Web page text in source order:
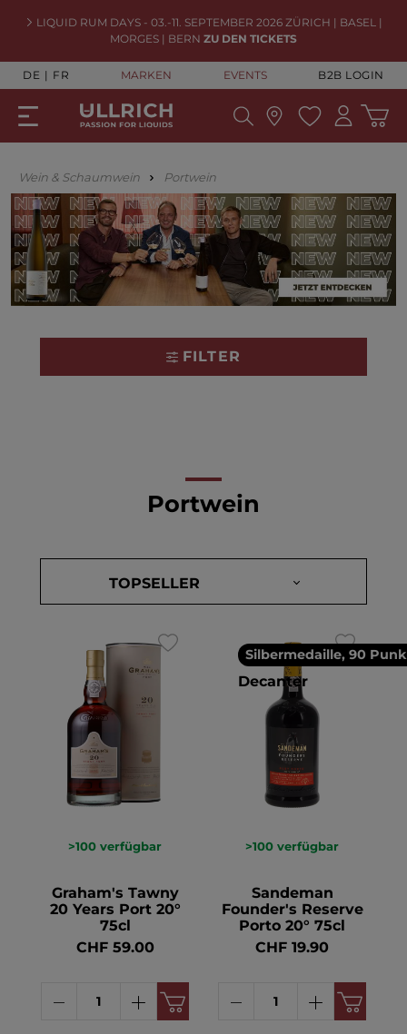
LIQUID RUM DAYS - 03.-11. SEPTEMBER 2026 ZÜRICH | BASEL |
MORGES | BERN ZU DEN TICKETS
DE FR MARKEN EVENTS B2B LOGIN
Wein & Schaumwein Portwein
FILTER
Portwein
>100 verfügbar
Graham's Tawny
20 Years Port 20°
75cl
CHF 59.00
Silbermedaille, 90
Decanter
>100 verfügbar
Sandeman
Founder's Reserve
Porto 20° 75cl
CHF 19.90